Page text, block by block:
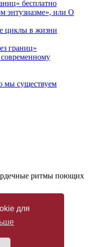
для
бесплатно
энтузиазме», или О
циклы в жизни
границ»
мы существуем
ритмы поющих
— 2026